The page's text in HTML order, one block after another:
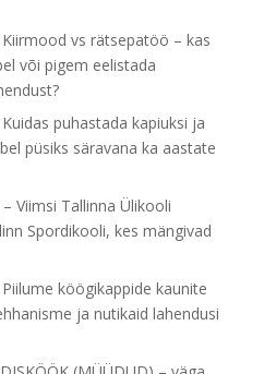
vs rätsepatöö – kas
või pigem eelistada
puhastada kapiuksi ja
püsiks säravana ka aastate
Viimsi Tallinna Ülikooli
Spordikooli, kes mängivad
köögikappide kaunite
ja nutikaid lahendusi